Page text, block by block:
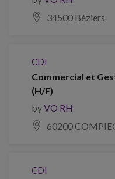
34500 Béziers
CDI
Commercial et
(H/F)
byVO RH
60200
CDI